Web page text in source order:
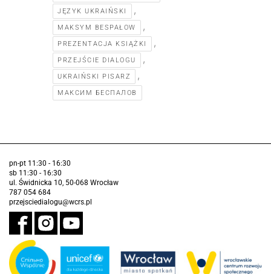
JĘZYK UKRAIŃSKI ,
MAKSYM BESPAŁOW ,
PREZENTACJA KSIĄŻKI ,
PRZEJŚCIE DIALOGU ,
UKRAIŃSKI PISARZ ,
МАКСИМ БЕСПАЛОВ
pn-pt 11:30 - 16:30
sb 11:30 - 16:30
ul. Świdnicka 10, 50-068 Wrocław
787 054 684
przejsciedialogu@wcrs.pl